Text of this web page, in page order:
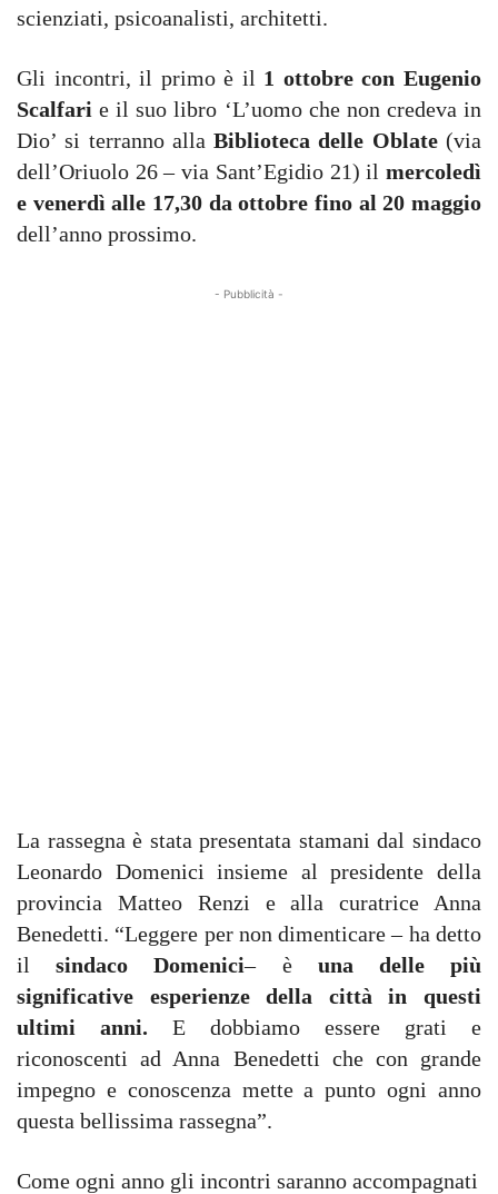
scienziati, psicoanalisti, architetti.
Gli incontri, il primo è il 1 ottobre con Eugenio
Scalfari e il suo libro ‘L’uomo che non credeva in
Dio’ si terranno allaBiblioteca delle Oblate(via
dell’Oriuolo 26 – via Sant’Egidio 21) il mercoledì
e venerdì alle 17,30 da ottobre fino al 20 maggio
dell’anno prossimo.
- Pubblicità -
La rassegna è stata presentata stamani dal sindaco
Leonardo Domenici insieme al presidente della
provincia Matteo Renzi e alla curatrice Anna
Benedetti. “Leggere per non dimenticare – ha detto
ilsindaco Domenici– è una delle più
significative esperienze della città in questi
ultimi anni. E dobbiamo essere grati e
riconoscenti ad Anna Benedetti che con grande
impegno e conoscenza mette a punto ogni anno
questa bellissima rassegna”.
Come ogni anno gli incontri saranno accompagnati